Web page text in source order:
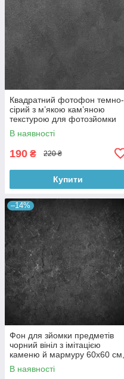
Квадратний фотофон темно-
сірий з м’якою кам’яною
текстурою для фотозйомки
товарів 60x60 см, №550076
В наявності
190 ₴ 220 ₴
Купити
–14%
Фон для зйомки предметів
чорний вініл з імітацією
каменю й мармуру 60x60 см,
№550006
В наявності